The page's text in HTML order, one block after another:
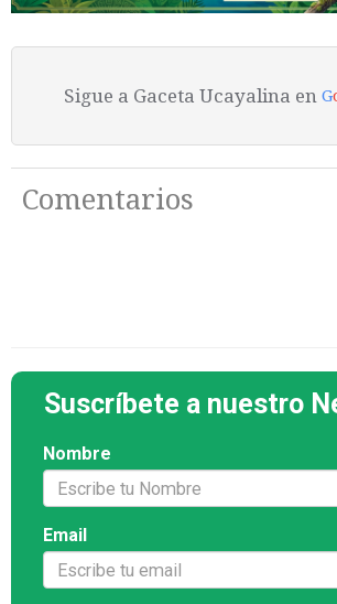
Sigue a Gaceta Ucayalina en G
Comentarios
Suscríbete a nuestro
Nombre
Email